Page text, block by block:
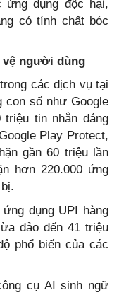
ứng dụng độc hại,
có tính chất bóc
vệ người dùng
các dịch vụ tại
con số như Google
triệu tin nhắn đáng
Play Protect,
gần 60 triệu lần
hơn 220.000 ứng
dụng UPI hàng
đảo đến 41 triệu
phổ biến của các
cụ AI sinh ngữ